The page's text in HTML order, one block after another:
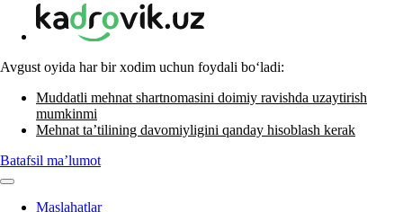
Avgust oyida har bir хodim uchun foydali boʻladi:
Muddatli mehnat shartnomasini doimiy ravishda uzaytirish
mumkinmi
Mehnat ta’tilining davomiyligini qanday hisoblash kerak
Batafsil ma’lumot
Maslahatlar